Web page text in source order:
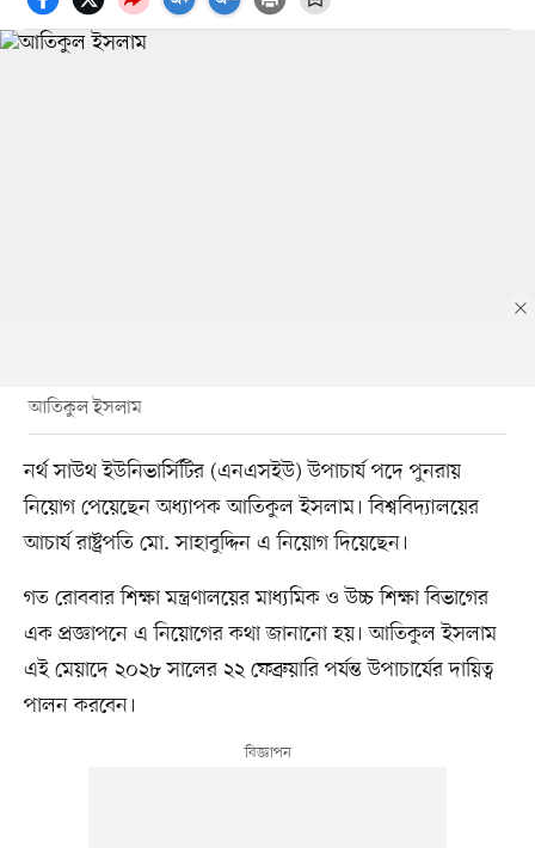
আতিকুল ইসলাম
নর্থ সাউথ ইউনিভার্সিটির (এনএসইউ) উপাচার্য পদে পুনরায়
নিয়োগ পেয়েছেন অধ্যাপক আতিকুল ইসলাম। বিশ্ববিদ্যালয়ের
আচার্য রাষ্ট্রপতি মো. সাহাবুদ্দিন এ নিয়োগ দিয়েছেন।
গত রোববার শিক্ষা মন্ত্রণালয়ের মাধ্যমিক ও উচ্চ শিক্ষা বিভাগের
এক প্রজ্ঞাপনে এ নিয়োগের কথা জানানো হয়। আতিকুল ইসলাম
এই মেয়াদে ২০২৮ সালের ২২ ফেব্রুয়ারি পর্যন্ত উপাচার্যের দায়িত্ব
পালন করবেন।